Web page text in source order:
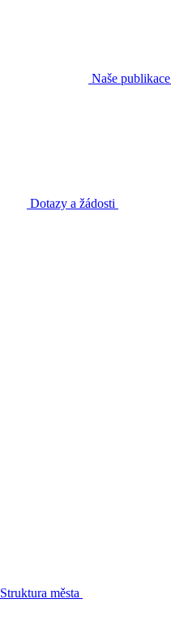
Naše publikace
Dotazy a žádosti
Struktura města